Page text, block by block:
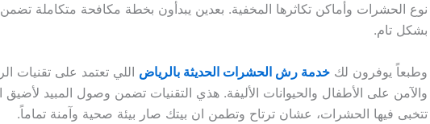
نوع الحشرات وأماكن تكاثرها المخفية. بعدين يبدأون بخطة مكافحة متكاملة
بشكل تام.
وطبعاً يوفرون لك خدمة رش الحشرات الحديثة بالرياض اللي تعتمد على تقنيات
والآمن على الأطفال والحيوانات الأليفة. هذي التقنيات تضمن وصول المبيد لأضيق
تتخبى فيها الحشرات، عشان ترتاح وتطمن ان بيتك صار بيئة صحية وآمنة تماماً.